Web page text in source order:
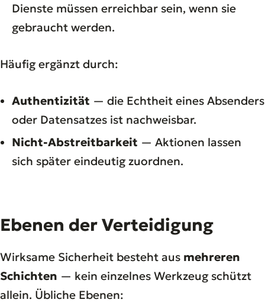
Dienste müssen erreichbar sein, wenn sie
gebraucht werden.
Häufig ergänzt durch:
Authentizität — die Echtheit eines Absenders
oder Datensatzes ist nachweisbar.
Nicht-Abstreitbarkeit — Aktionen lassen
sich später eindeutig zuordnen.
Ebenen der Verteidigung
Wirksame Sicherheit besteht aus mehreren
Schichten — kein einzelnes Werkzeug schützt
allein. Übliche Ebenen: